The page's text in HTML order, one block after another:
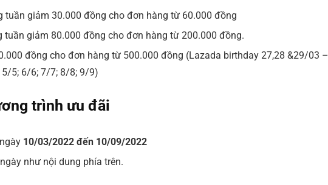
tuần giảm 30.000 đồng cho đơn hàng từ 60.000 đồng
tuần giảm 80.000 đồng cho đơn hàng từ 200.000 đồng.
đồng cho đơn hàng từ 500.000 đồng (Lazada birthday 27,28 &29/03 –
5; 6/6; 7/7; 8/8; 9/9)
trình ưu đãi
10/03/2022 đến 10/09/2022
như nội dung phía trên.